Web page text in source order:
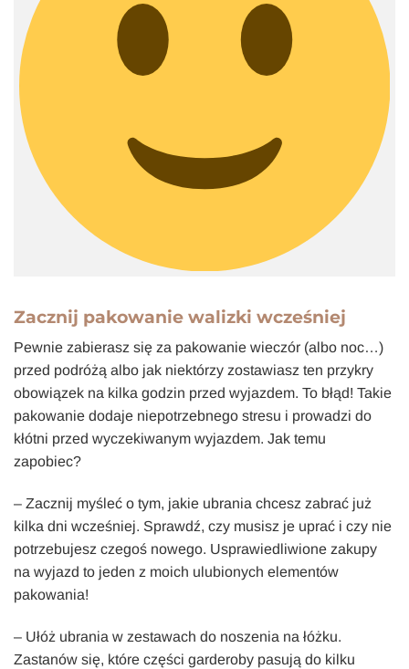
Zacznij pakowanie walizki wcześniej
Pewnie zabierasz się za pakowanie wieczór (albo noc…)
przed podróżą albo jak niektórzy zostawiasz ten przykry
obowiązek na kilka godzin przed wyjazdem. To błąd! Takie
pakowanie dodaje niepotrzebnego stresu i prowadzi do
kłótni przed wyczekiwanym wyjazdem. Jak temu
zapobiec?
– Zacznij myśleć o tym, jakie ubrania chcesz zabrać już
kilka dni wcześniej. Sprawdź, czy musisz je uprać i czy nie
potrzebujesz czegoś nowego. Usprawiedliwione zakupy
na wyjazd to jeden z moich ulubionych elementów
pakowania!
– Ułóż ubrania w zestawach do noszenia na łóżku.
Zastanów się, które części garderoby pasują do kilku